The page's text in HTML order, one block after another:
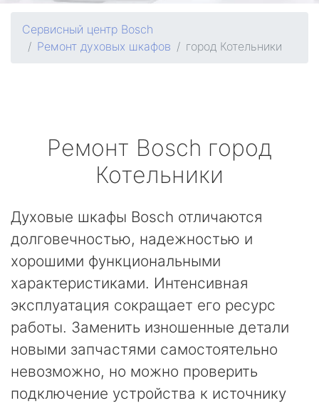
Сервисный центр Bosch
Ремонт духовых шкафов
город Котельники
Ремонт Bosch город
Котельники
Духовые шкафы Bosch отличаются
долговечностью, надежностью и
хорошими функциональными
характеристиками. Интенсивная
эксплуатация сокращает его ресурс
работы. Заменить изношенные детали
новыми запчастями самостоятельно
невозможно, но можно проверить
подключение устройства к источнику